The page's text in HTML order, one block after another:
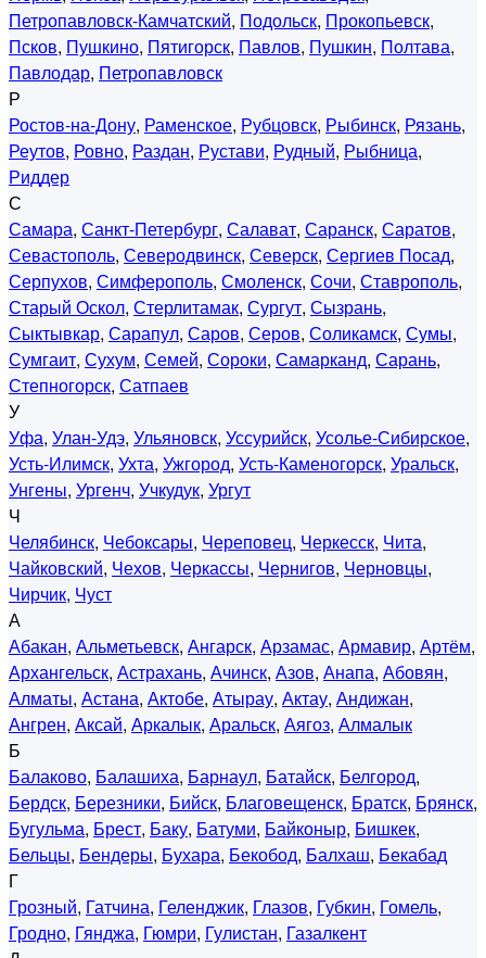
Петропавловск-Камчатский, Подольск, Прокопьевск,
Псков, Пушкино, Пятигорск, Павлов, Пушкин, Полтава,
Павлодар, Петропавловск
Р
Ростов-на-Дону, Раменское, Рубцовск, Рыбинск, Рязань,
Реутов, Ровно, Раздан, Рустави, Рудный, Рыбница,
Риддер
С
Самара, Санкт-Петербург, Салават, Саранск, Саратов,
Севастополь, Северодвинск, Северск, Сергиев Посад,
Серпухов, Симферополь, Смоленск, Сочи, Ставрополь,
Старый Оскол, Стерлитамак, Сургут, Сызрань,
Сыктывкар, Сарапул, Саров, Серов, Соликамск, Сумы,
Сумгаит, Сухум, Семей, Сороки, Самарканд, Сарань,
Степногорск, Сатпаев
У
Уфа, Улан-Удэ, Ульяновск, Уссурийск, Усолье-Сибирское,
Усть-Илимск, Ухта, Ужгород, Усть-Каменогорск, Уральск,
Унгены, Ургенч, Учкудук, Ургут
Ч
Челябинск, Чебоксары, Череповец, Черкесск, Чита,
Чайковский, Чехов, Черкассы, Чернигов, Черновцы,
Чирчик, Чуст
А
Абакан, Альметьевск, Ангарск, Арзамас, Армавир, Артём,
Архангельск, Астрахань, Ачинск, Азов, Анапа, Абовян,
Алматы, Астана, Актобе, Атырау, Актау, Андижан,
Ангрен, Аксай, Аркалык, Аральск, Аягоз, Алмалык
Б
Балаково, Балашиха, Барнаул, Батайск, Белгород,
Бердск, Березники, Бийск, Благовещенск, Братск, Брянск,
Бугульма, Брест, Баку, Батуми, Байконыр, Бишкек,
Бельцы, Бендеры, Бухара, Бекобод, Балхаш, Бекабад
Г
Грозный, Гатчина, Геленджик, Глазов, Губкин, Гомель,
Гродно, Гянджа, Гюмри, Гулистан, Газалкент